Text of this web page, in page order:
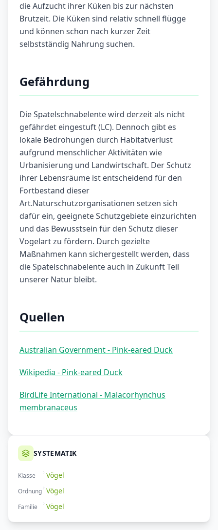
die Aufzucht ihrer Küken bis zur nächsten
Brutzeit. Die Küken sind relativ schnell flügge
und können schon nach kurzer Zeit
selbstständig Nahrung suchen.
Gefährdung
Die Spatelschnabelente wird derzeit als nicht
gefährdet eingestuft (LC). Dennoch gibt es
lokale Bedrohungen durch Habitatverlust
aufgrund menschlicher Aktivitäten wie
Urbanisierung und Landwirtschaft. Der Schutz
ihrer Lebensräume ist entscheidend für den
Fortbestand dieser
Art.Naturschutzorganisationen setzen sich
dafür ein, geeignete Schutzgebiete einzurichten
und das Bewusstsein für den Schutz dieser
Vogelart zu fördern. Durch gezielte
Maßnahmen kann sichergestellt werden, dass
die Spatelschnabelente auch in Zukunft Teil
unserer Natur bleibt.
Quellen
Australian Government - Pink-eared Duck
Wikipedia - Pink-eared Duck
BirdLife International - Malacorhynchus
membranaceus
SYSTEMATIK
Klasse Vögel
Ordnung Vögel
Familie Vögel